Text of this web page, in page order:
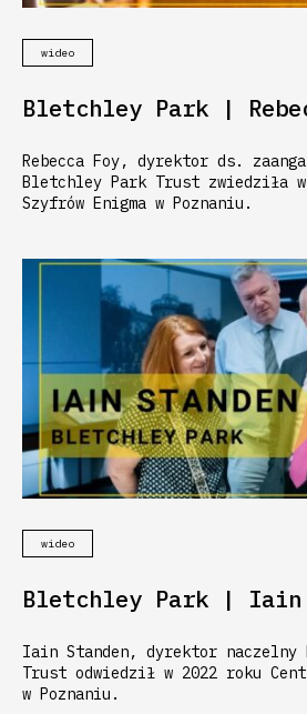
wideo
Bletchley Park |
Rebecca Foy, dyrektor ds.
Bletchley Park Trust zwiedziła w
Szyfrów Enigma w Poznaniu.
wideo
Bletchley Park | Iain
Iain Standen, dyrektor naczelny
Trust odwiedził w 2022 roku
w Poznaniu.